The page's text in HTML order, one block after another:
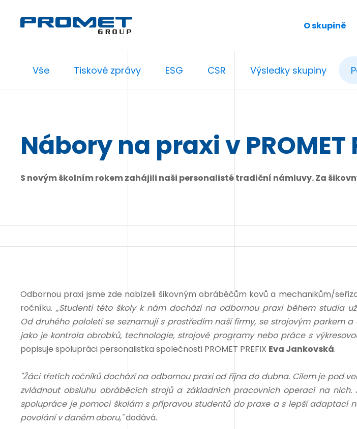
O skupině
Vše Tiskové zprávy ESG CSR Výsledky skupiny
Nábory na praxi v PROMET
S novým školním rokem zahájili naši personalisté tradiční námluvy. Za
Odbornou praxi jsme zde nabízeli šikovným obráběčům kovů a mechanikům/
ročníku. „Studenti této školy k nám dochází na odbornou praxi během studia
Od druhého pololetí se seznamují s prostředím naší firmy, se strojovým parkem a
jako je kontrola obrobků, technologie, strojové programy nebo práce s
popisuje spolupráci personalistka společnosti PROMET PREFIX Eva Jankovská.
"Žáci třetích ročníků dochází na odbornou praxi od října do dubna. Cílem je pod
zvládnout obsluhu obráběcích strojů a základních pracovních operací na nich.
spolupráce je pomoci školám s přípravou studentů do praxe a s lepší adaptací
povolání v daném oboru,"dodává.